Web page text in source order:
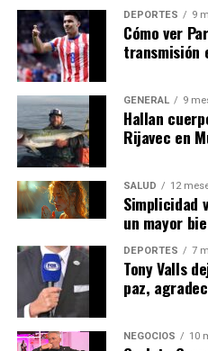
En conclusión, mientras la
transformación digital, las
crecimiento económico y el
inmensas. La innovación
tendencia pasajera, sino un
de América Latina.
NOTICIAS RELACIONADAS:
SIGUIENTE
Detención de director de
genera controversia
ANTERIOR
Apertura de Universidad
Un paso hacia el futuro
DEPORTES 9
Cómo ver
transmisión
GENERAL 9
Hallan
Rijavec en
SALUD 12
Simplicidad
un mayor
DEPORTES 7
Tony Valls
paz,
NEGOCIOS 10